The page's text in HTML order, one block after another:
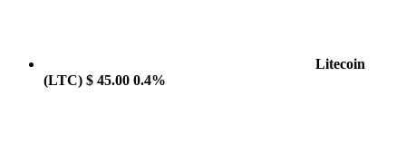
Litecoin
(LTC) $ 45.00 0.4%